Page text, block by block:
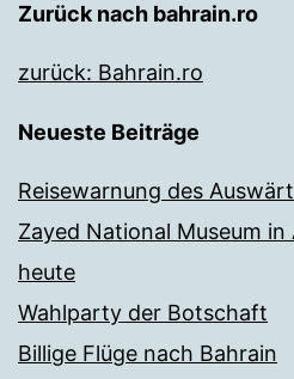
Zurück nach bahrain.ro
zurück: Bahrain.ro
Neueste Beiträge
Reisewarnung des
Zayed National Museum
heute
Wahlparty der Botschaft
Billige Flüge nach Bahrain